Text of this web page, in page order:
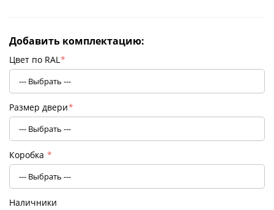
Добавить комплектацию:
Цвет по RAL*
Размер двери*
Коробка *
Наличники